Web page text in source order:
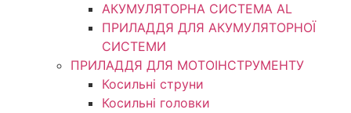
АКУМУЛЯТОРНА СИСТЕМА AL
ПРИЛАДДЯ ДЛЯ АКУМУЛЯТОРНОЇ
СИСТЕМИ
ПРИЛАДДЯ ДЛЯ МОТОІНСТРУМЕНТУ
Косильні струни
Косильні головки